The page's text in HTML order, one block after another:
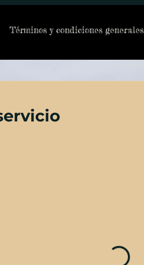
Términos y condiciones generales